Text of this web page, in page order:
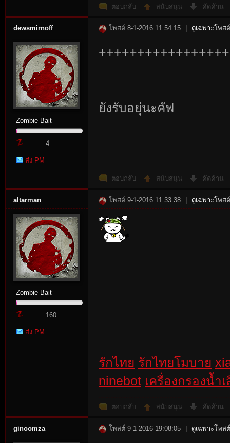
rvi
vo
ตอบกลับ สนับสนุน คัดค้าน
dewsmirnoff
Zombie Bait
Zombie
Point
4
ส่ง PM
โพสต์ 8-1-2016 11:54:15 ดูเฉพาะโพส
ยังรับอยุ่นะคัฟ
ตอบกลับ สนับสนุน คัดค้าน
altarman
Zombie Bait
Zombie
Point
160
ส่ง PM
โพสต์ 9-1-2016 11:33:38 ดูเฉพาะโพส
รักไทย รักไทยโมบาย
ninebot เครื่องกรองน้ำ
ตอบกลับ สนับสนุน คัดค้าน
ginoomza โพสต์ 9-1-2016 19:08:05 ดูเฉพาะโพส